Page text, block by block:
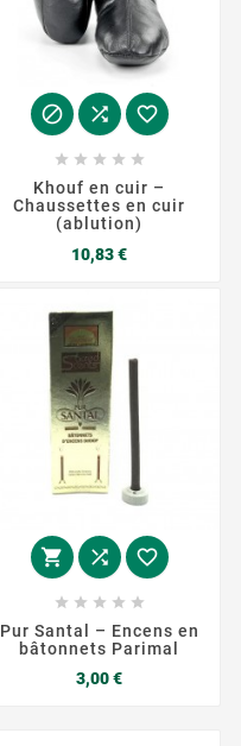
  
    
Khouf en cuir –
Chaussettes en cuir
(ablution)
10,83 €Prix
  
    
Pur Santal – Encens en
bâtonnets Parimal
3,00 €Prix